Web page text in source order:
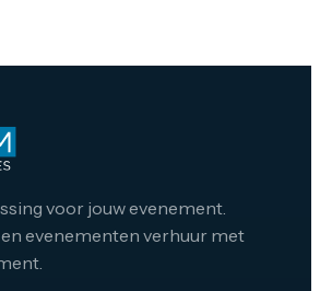
voor jouw evenement.
evenementen verhuur met